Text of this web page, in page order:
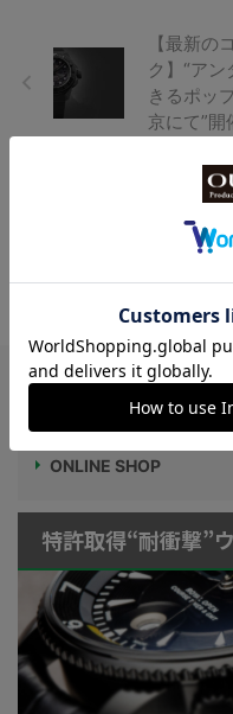
【最新の
ク】“ア
きるポッ
京にて”開
【巨匠の名作から、大
で!?】フランスの名門
Watch LIFE NEWS
LowBEAT Marketplace
ONLINE SHOP
特許取得“耐衝撃”